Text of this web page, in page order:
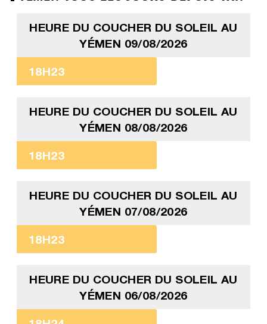
HEURE DU COUCHER DU SOLEIL AU
YÉMEN 09/08/2026
18H23
HEURE DU COUCHER DU SOLEIL AU
YÉMEN 08/08/2026
18H23
HEURE DU COUCHER DU SOLEIL AU
YÉMEN 07/08/2026
18H23
HEURE DU COUCHER DU SOLEIL AU
YÉMEN 06/08/2026